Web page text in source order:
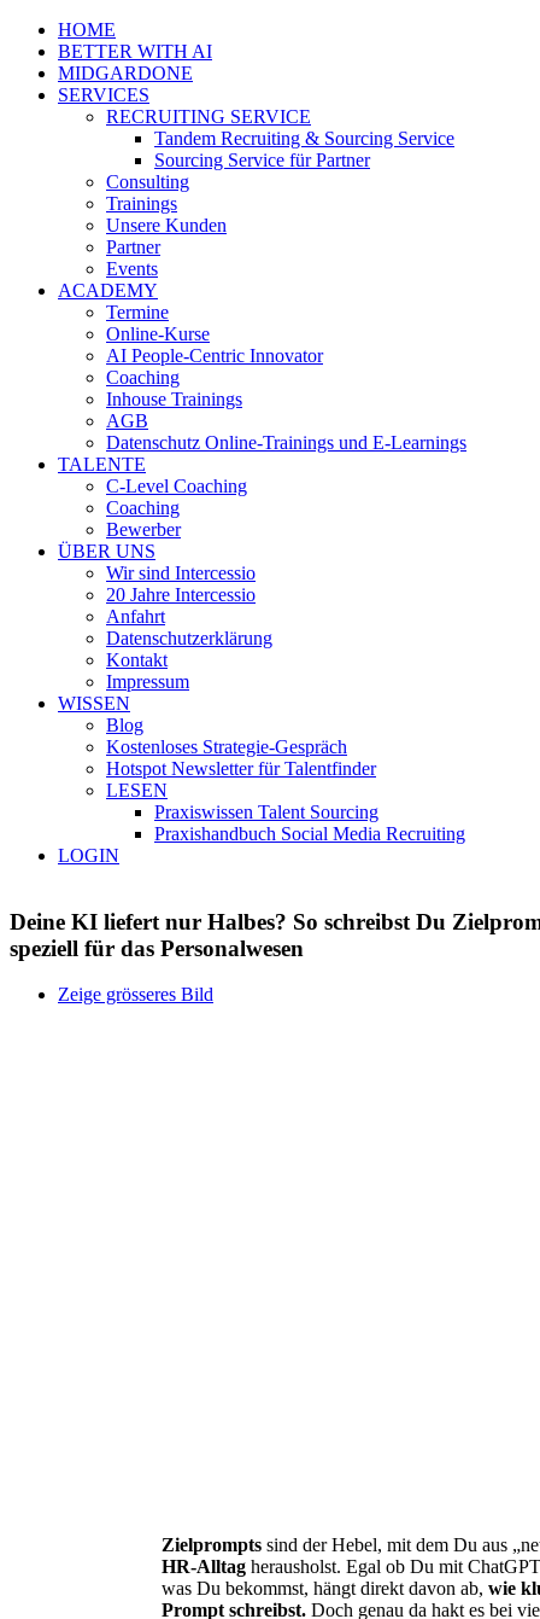
HOME
BETTER WITH AI
MIDGARDONE
SERVICES
RECRUITING SERVICE
Tandem Recruiting & Sourcing Service
Sourcing Service für Partner
Consulting
Trainings
Unsere Kunden
Partner
Events
ACADEMY
Termine
Online-Kurse
AI People-Centric Innovator
Coaching
Inhouse Trainings
AGB
Datenschutz Online-Trainings und E-Learnings
TALENTE
C-Level Coaching
Coaching
Bewerber
ÜBER UNS
Wir sind Intercessio
20 Jahre Intercessio
Anfahrt
Datenschutzerklärung
Kontakt
Impressum
WISSEN
Blog
Kostenloses Strategie-Gespräch
Hotspot Newsletter für Talentfinder
LESEN
Praxiswissen Talent Sourcing
Praxishandbuch Social Media Recruiting
LOGIN
Deine KI liefert nur Halbes? So schreibst Du
speziell für das Personalwesen
Zeige grösseres Bild
Zielprompts sind der Hebel, mit dem Du aus
HR-Alltag herausholst. Egal ob Du mit
was Du bekommst, hängt direkt davon ab, wie
Prompt schreibst. Doch genau da hakt es bei